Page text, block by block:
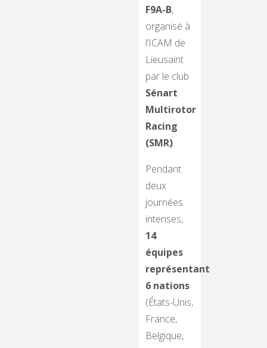
F9A-B,
organisé à
l’ICAM de
Lieusaint
par le club
Sénart
Multirotor
Racing
(SMR).
Pendant
deux
journées
intenses,
14
équipes
représentant
6 nations
(États-Unis,
France,
Belgique,